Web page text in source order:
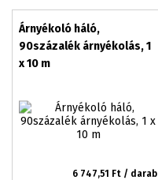
Árnyékoló háló,
90százalék árnyékolás, 1
x 10 m
6 747,51 Ft / darab